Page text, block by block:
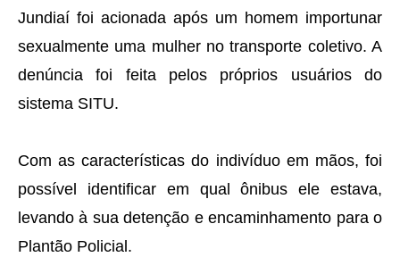
Jundiaí foi acionada após um homem importunar
sexualmente uma mulher no transporte coletivo. A
denúncia foi feita pelos próprios usuários do
sistema SITU.
Com as características do indivíduo em mãos, foi
possível identificar em qual ônibus ele estava,
levando à sua detenção e encaminhamento para o
Plantão Policial.